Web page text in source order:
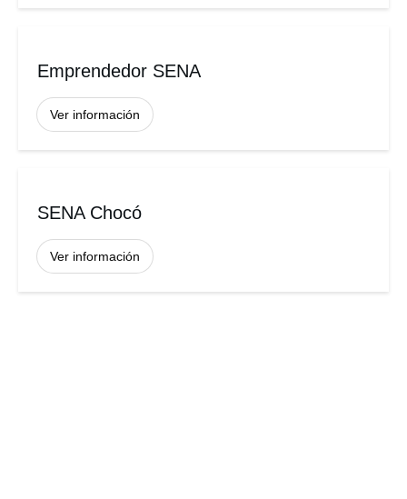
Emprendedor SENA
Ver información
SENA Chocó
Ver información